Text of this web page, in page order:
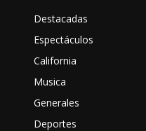
Destacadas
Espectáculos
California
Musica
Generales
Deportes